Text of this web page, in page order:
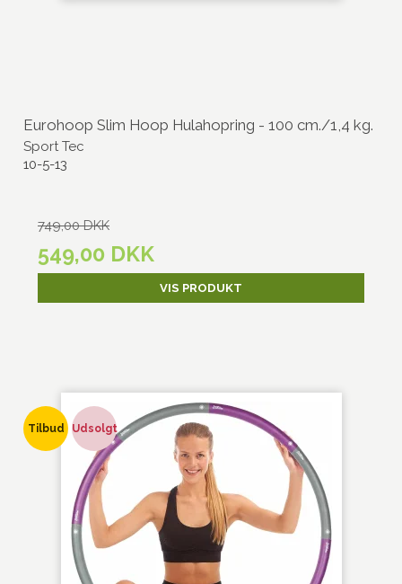
Eurohoop Slim Hoop Hulahopring - 100 cm./1,4 kg.
Sport Tec
10-5-13
749,00 DKK
549,00 DKK
VIS PRODUKT
Tilbud Udsolgt